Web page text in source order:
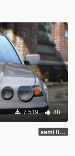
7 519 88
semi final